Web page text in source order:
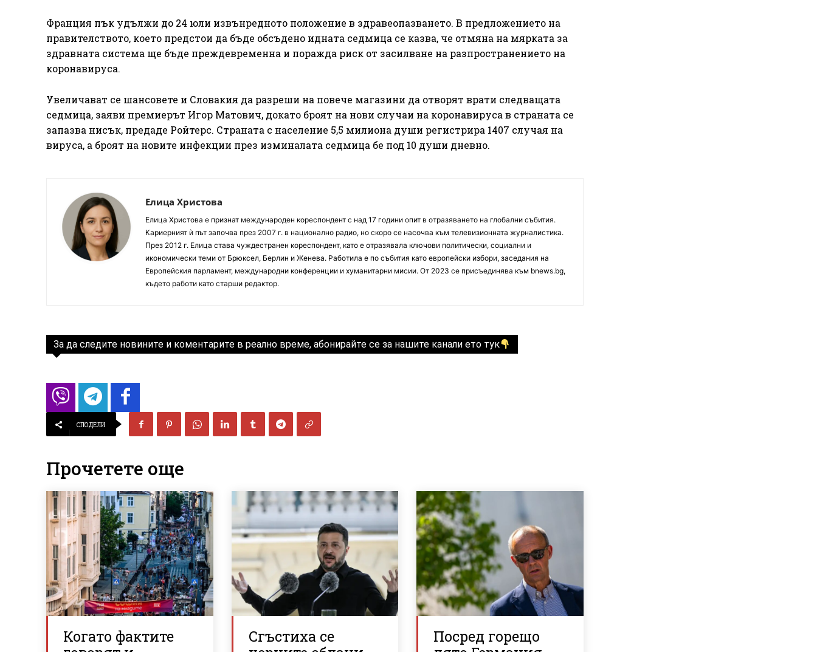
Франция пък удължи до 24 юли извънредното положение в здравеопазването. В предложението на
правителството, което предстои да бъде обсъдено идната седмица се казва, че отмяна на мярката за
здравната система ще бъде преждевременна и поражда риск от засилване на разпространението на
коронавируса.
Увеличават се шансовете и Словакия да разреши на повече магазини да отворят врати следващата
седмица, заяви премиерът Игор Матович, докато броят на нови случаи на коронавируса в страната се
запазва нисък, предаде Ройтерс. Страната с население 5,5 милиона души регистрира 1407 случая на
вируса, а броят на новите инфекции през изминалата седмица бе под 10 души дневно.
Елица Христова
Елица Христова е признат международен кореспондент с над 17 години опит в отразяването на глобални събития.
Кариерният ѝ път започва през 2007 г. в национално радио, но скоро се насочва към телевизионната журналистика.
През 2012 г. Елица става чуждестранен кореспондент, като е отразявала ключови политически, социални и
икономически теми от Брюксел, Берлин и Женева. Работила е по събития като европейски избори, заседания на
Европейския парламент, международни конференции и хуманитарни мисии. От 2023 се присъединява към bnews.bg,
където работи като старши редактор.
За да следите новините и коментарите в реално време, абонирайте се за нашите канали ето тук
СПОДЕЛИ
Прочетете още
Когато фактите
Сгъстиха се
Посред горещо